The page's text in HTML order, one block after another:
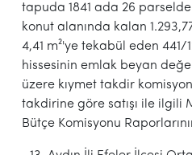
tapuda 1841 ada 26
konut alanında kalan
4,41 m²'ye tekabül eden 441/
hissesinin emlak beyan
üzere kıymet takdir
takdirine göre satışı ile ilgili
Bütçe Komisyonu